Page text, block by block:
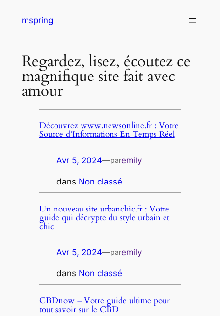
mspring
Regardez, lisez, écoutez ce
magnifique site fait avec
amour
Découvrez www.newsonline.fr : Votre
Source d’Informations En Temps Réel
Avr 5, 2024—paremily
dans Non classé
Un nouveau site urbanchic.fr : Votre
guide qui décrypte du style urbain et
chic
Avr 5, 2024—paremily
dans Non classé
CBDnow – Votre guide ultime pour
tout savoir sur le CBD